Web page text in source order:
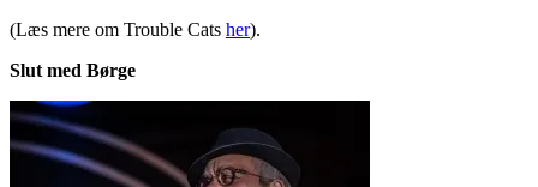
(Læs mere om Trouble Cats her).
Slut med Børge